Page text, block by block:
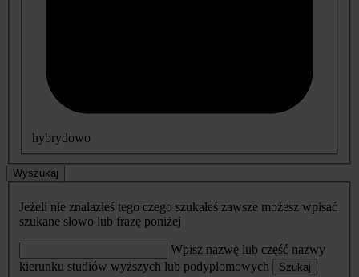
hybrydowo
Wyszukaj
Jeżeli nie znalazłeś tego czego szukałeś zawsze możesz wpisać
szukane słowo lub frazę poniżej
Wpisz nazwę lub część nazwy
kierunku studiów wyższych lub podyplomowych
Szukaj